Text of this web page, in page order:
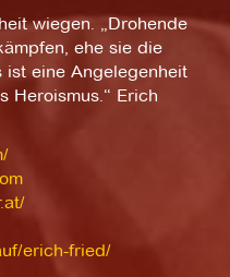
wiegen. „Drohende
ehe sie die
ist eine Angelegenheit
Heroismus.“ Erich
erich-fried/